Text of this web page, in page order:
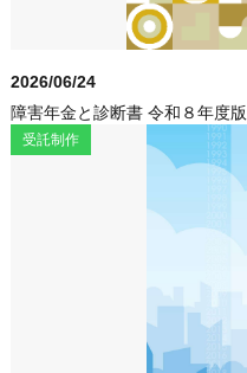
2026/06/24
障害年金と診断書 令和８年度版
受託制作